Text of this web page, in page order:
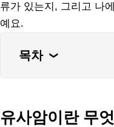
류가 있는지, 그리고 나
예요.
목차 ❮
유사암이란 무